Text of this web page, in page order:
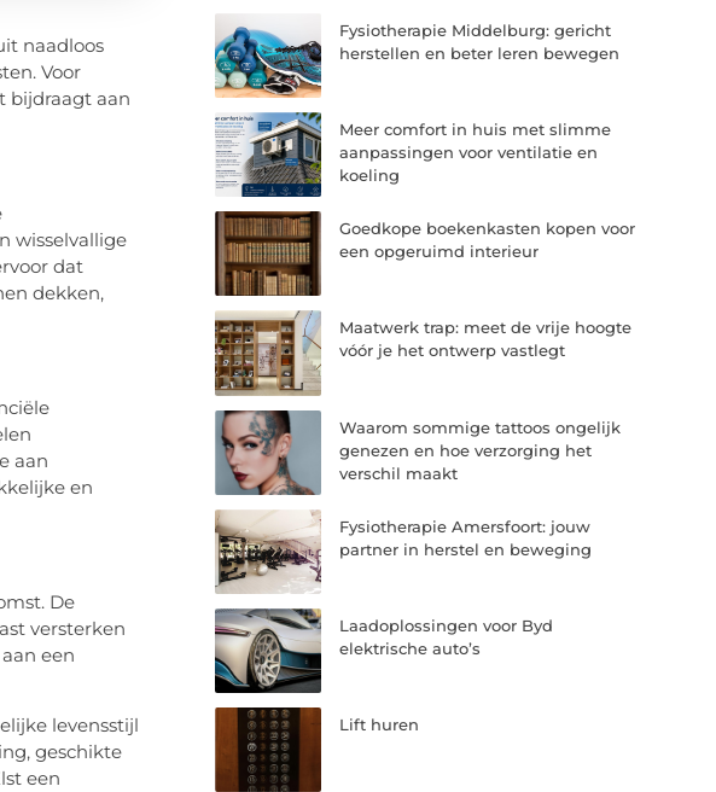
naadloos
Voor
bijdraagt aan
wisselvallige
dat
dekken,
aan
en
De
versterken
een
levensstijl
geschikte
een
Fysiotherapie Middelburg: gericht
herstellen en beter leren bewegen
Meer comfort in huis met slimme
aanpassingen voor ventilatie en
koeling
Goedkope boekenkasten kopen voor
een opgeruimd interieur
Maatwerk trap: meet de vrije hoogte
vóór je het ontwerp vastlegt
Waarom sommige tattoos ongelijk
genezen en hoe verzorging het
verschil maakt
Fysiotherapie Amersfoort: jouw
partner in herstel en beweging
Laadoplossingen voor Byd
elektrische auto’s
Lift huren